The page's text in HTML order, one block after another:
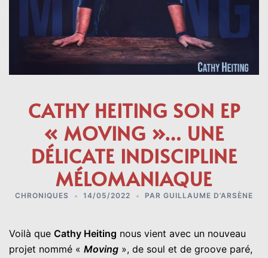
CATHY HEITING SON EP
« MOVING »… UNE
DÉLICATE INDISCIPLINE
MÉLOMANIAQUE
CHRONIQUES 14/05/2022 PAR GUILLAUME D’ARSÈNE
Voilà que Cathy Heiting nous vient avec un nouveau
projet nommé « Moving », de soul et de groove paré,